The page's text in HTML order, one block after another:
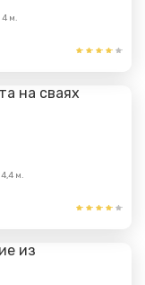
4 м.
4,4 м.